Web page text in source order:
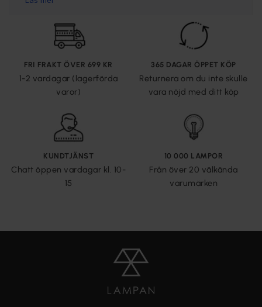
FRI FRAKT ÖVER 699 KR
1-2 vardagar (lagerförda
varor)
365 DAGAR ÖPPET KÖP
Returnera om du inte skulle
vara nöjd med ditt köp
KUNDTJÄNST
Chatt öppen vardagar kl. 10-
15
10 000 LAMPOR
Från över 20 välkända
varumärken